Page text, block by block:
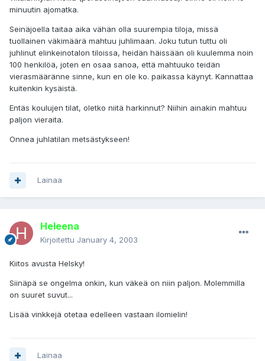
minuutin ajomatka.
Seinäjoella taitaa aika vähän olla suurempia tiloja, missä
tuollainen väkimäärä mahtuu juhlimaan. Joku tutun tuttu oli
juhlinut elinkeinotalon tiloissa, heidän häissään oli kuulemma noin
100 henkilöä, joten en osaa sanoa, että mahtuuko teidän
vierasmääränne sinne, kun en ole ko. paikassa käynyt. Kannattaa
kuitenkin kysäistä.
Entäs koulujen tilat, oletko niitä harkinnut? Niihin ainakin mahtuu
paljon vieraita.
Onnea juhlatilan metsästykseen!
Lainaa
Heleena
Kirjoitettu January 4, 2003
Kiitos avusta Helsky!
Siinäpä se ongelma onkin, kun väkeä on niin paljon. Molemmilla
on suuret suvut...
Lisää vinkkejä otetaa edelleen vastaan ilomielin!
Lainaa